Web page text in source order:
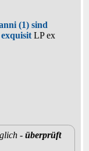
(1) sind
LP ex
- überprüft